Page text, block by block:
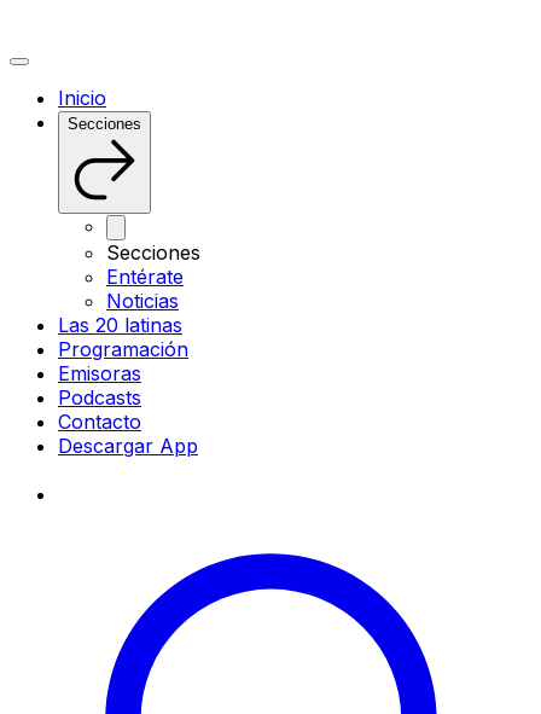
Inicio
Secciones
Secciones
Entérate
Noticias
Las 20 latinas
Programación
Emisoras
Podcasts
Contacto
Descargar App